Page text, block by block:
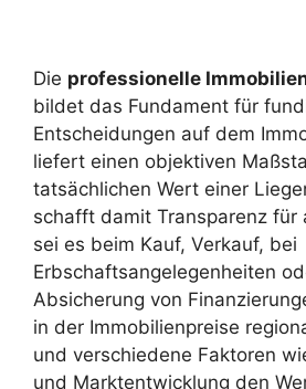
Die professionelle
bildet das Fundament für
Entscheidungen auf dem
liefert einen objektiven
tatsächlichen Wert einer
schafft damit Transparenz für
sei es beim Kauf, Verkauf, bei
Erbschaftsangelegenheiten
Absicherung von
in der Immobilienpreise
und verschiedene Faktoren
und Marktentwicklung den